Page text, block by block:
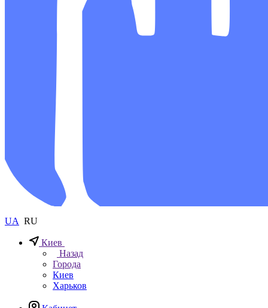
UA RU
Киев
Назад
Города
Киев
Харьков